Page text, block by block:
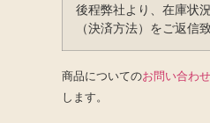
後程弊社より、在庫状
（決済方法）をご返信
商品についてのお問い合わ
します。